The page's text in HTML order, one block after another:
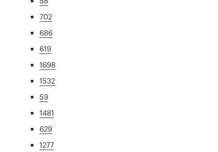
702
686
619
1698
1532
59
1481
629
1277